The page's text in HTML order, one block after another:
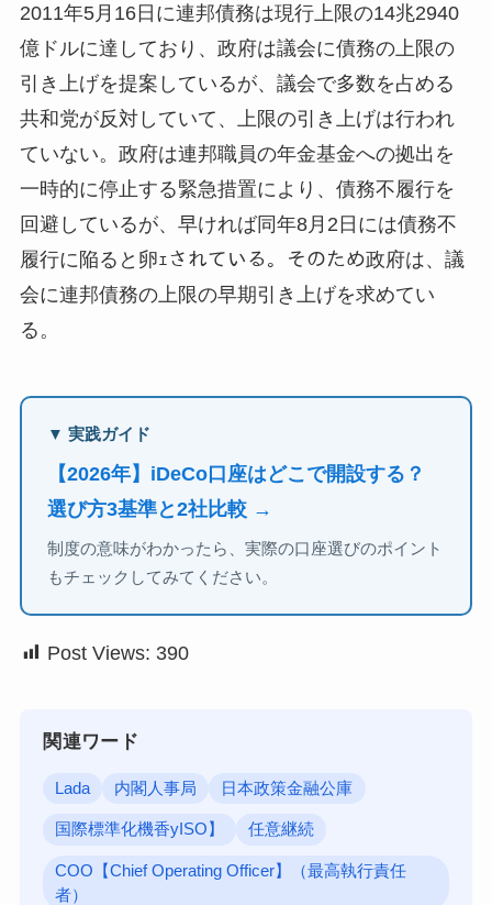
2011年5月16日に連邦債務は現行上限の14兆2940
億ドルに達しており、政府は議会に債務の上限の
引き上げを提案しているが、議会で多数を占める
共和党が反対していて、上限の引き上げは行われ
ていない。政府は連邦職員の年金基金への拠出を
一時的に停止する緊急措置により、債務不履行を
回避しているが、早ければ同年8月2日には債務不
履行に陥ると卵ｪされている。そのため政府は、議
会に連邦債務の上限の早期引き上げを求めてい
る。
▼ 実践ガイド
【2026年】iDeCo口座はどこで開設する？
選び方3基準と2社比較 →
制度の意味がわかったら、実際の口座選びのポイント
もチェックしてみてください。
Post Views: 390
関連ワード
Lada 内閣人事局 日本政策金融公庫
国際標準化機香yISO】 任意継続
COO【Chief Operating Officer】（最高執行責任
者）